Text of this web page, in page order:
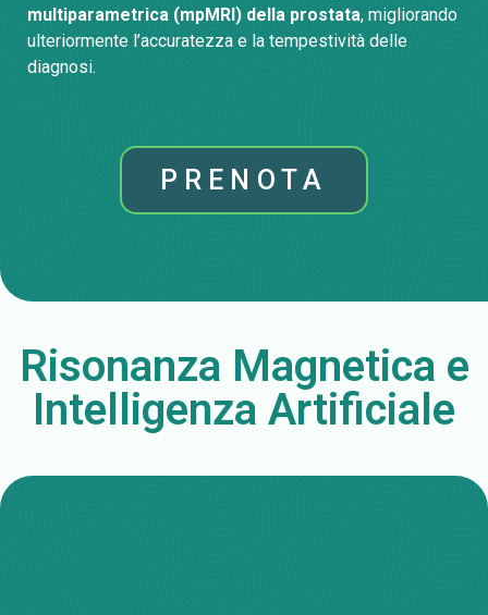
multiparametrica (mpMRI) della prostata, migliorando
ulteriormente l’accuratezza e la tempestività delle
diagnosi.
PRENOTA
Risonanza Magnetica e
Intelligenza Artificiale